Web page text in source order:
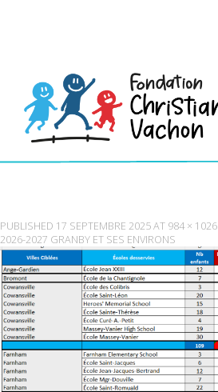
PUBLISHED 17 SEPTEMBRE 2025AT 984 × 1026
2026-2027 GRANBY ET SES ENVIRONS